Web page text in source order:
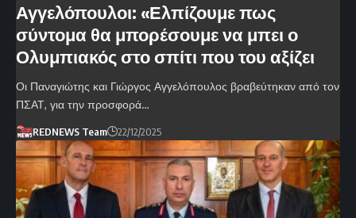
Αγγελόπουλοι: «Ελπίζουμε πως
σύντομα θα μπορέσουμε να μπει ο
Ολυμπιακός στο σπίτι που του αξίζει
Οι Παναγιώτης και Γιώργος Αγγελόπουλος βραβεύτηκαν από τον
ΠΣΑΤ, για την προσφορά…
REDNEWS Team 22/12/2025